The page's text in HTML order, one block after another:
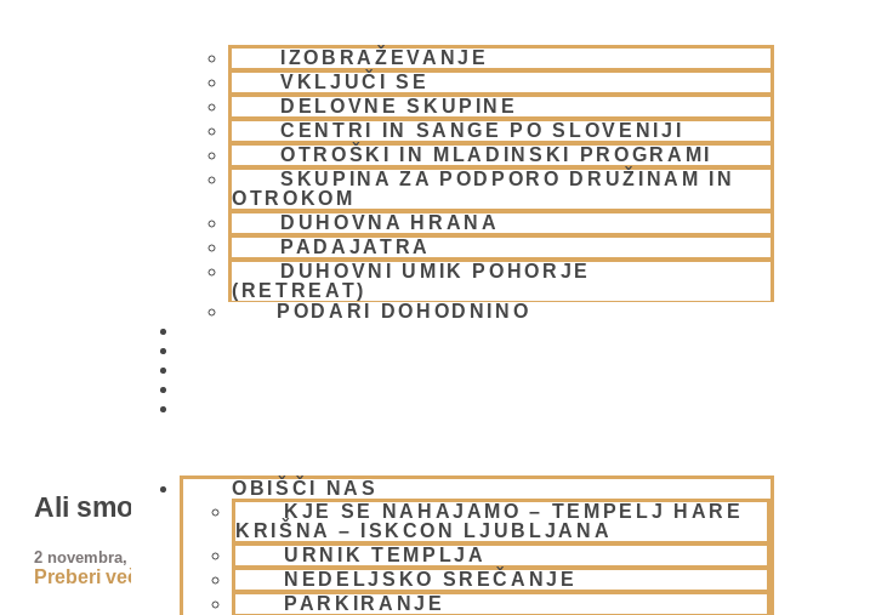
IZOBRAŽEVANJE
VKLJUČI SE
DELOVNE SKUPINE
CENTRI IN SANGE PO SLOVENIJI
OTROŠKI IN MLADINSKI PROGRAMI
SKUPINA ZA PODPORO DRUŽINAM IN
OTROKOM
DUHOVNA HRANA
PADAJATRA
DUHOVNI UMIK POHORJE
(RETREAT)
PODARI DOHODNINO
OBIŠČI NAS
KJE SE NAHAJAMO – TEMPELJ HARE
KRIŠNA – ISKCON LJUBLJANA
URNIK TEMPLJA
NEDELJSKO SREČANJE
PARKIRANJE
Ali smo živeli že kdaj prej?
2 novembra, 2009
Preberi več »